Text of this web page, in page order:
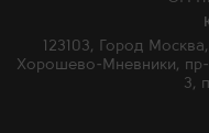
123103, Город
Хорошево-Мневники,
3,